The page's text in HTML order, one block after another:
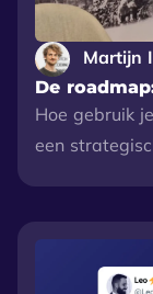
Martijn
De
Hoe gebruik
een